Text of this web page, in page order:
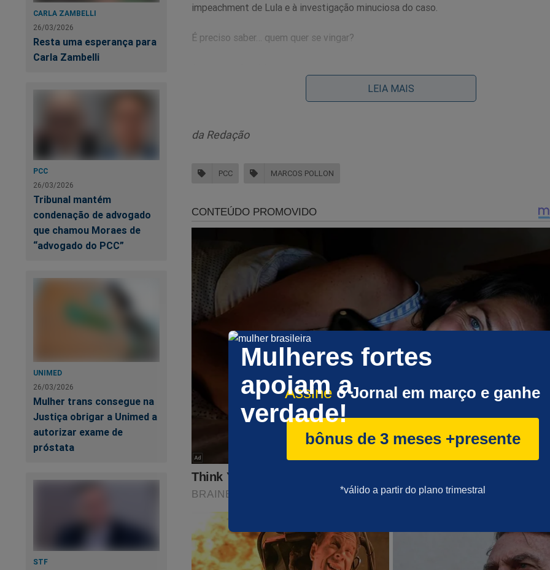
Mulheres fortes
apoiam a
verdade!
Assine o Jornal em março e ganhe
bônus de 3 meses +presente
*válido a partir do plano trimestral
CARLA ZAMBELLI
26/03/2026
Resta uma esperança para
Carla Zambelli
PCC
26/03/2026
Tribunal mantém
condenação de advogado
que chamou Moraes de
“advogado do PCC”
UNIMED
26/03/2026
Mulher trans consegue na
Justiça obrigar a Unimed a
autorizar exame de
próstata
STF
impeachment de Lula e à investigação minuciosa do caso.
É preciso saber… quem quer se vingar?
Ou no Youtube:
LEIA MAIS
da Redação
PCC MARCOS POLLON